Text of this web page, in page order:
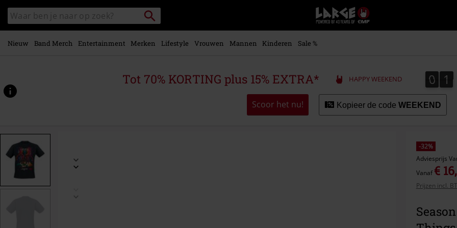
naar
hoofdinhoud
Zoek
in
catalogus
Packstation
zoeken
Large
–
Muziek-,
+
kleding
Nieuw Band Merch Entertainment Merken Lifestyle Vrouwen Mannen Kinderen Sale %
Tot 70% KORTING plus 15% EXTRA* HAPPY WEEKEND 0
0 1
1
Scoor het nu! Kopieer de code WEEKEND
www.large.nl/p/season-
599990.html
-32%
Adviesprijs
Vanaf€
Prijzen incl.